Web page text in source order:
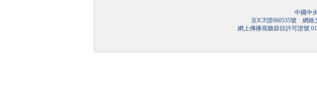
中國中
京ICP證060535號網絡文
網上傳播視聽節目許可證號